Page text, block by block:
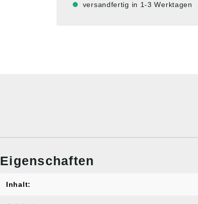
versandfertig in 1-3 Werktagen
Eigenschaften
Inhalt: